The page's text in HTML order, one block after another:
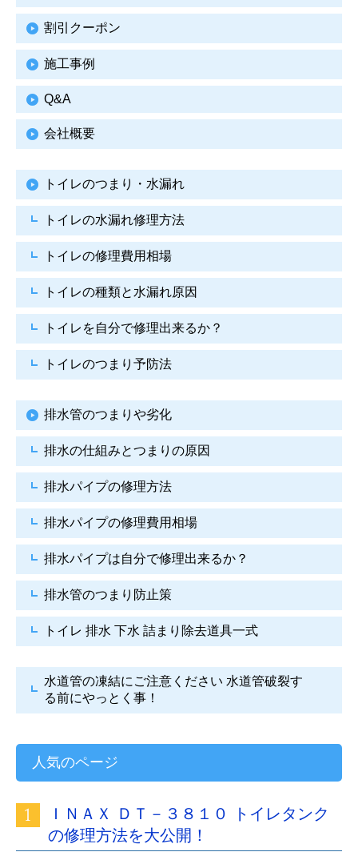
割引クーポン
施工事例
Q&A
会社概要
トイレのつまり・水漏れ
トイレの水漏れ修理方法
トイレの修理費用相場
トイレの種類と水漏れ原因
トイレを自分で修理出来るか？
トイレのつまり予防法
排水管のつまりや劣化
排水の仕組みとつまりの原因
排水パイプの修理方法
排水パイプの修理費用相場
排水パイプは自分で修理出来るか？
排水管のつまり防止策
トイレ 排水 下水 詰まり除去道具一式
水道管の凍結にご注意ください 水道管破裂す
る前にやっとく事！
人気のページ
ＩＮＡＸ ＤＴ－３８１０ トイレタンク
の修理方法を大公開！